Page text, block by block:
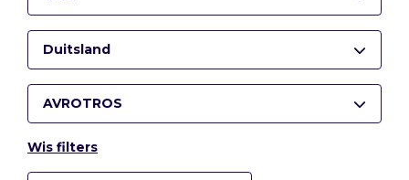
Duitsland
AVROTROS
Wis filters